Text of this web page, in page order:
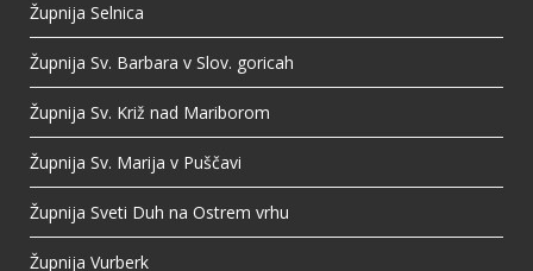
Župnija Selnica
Župnija Sv. Barbara v Slov. goricah
Župnija Sv. Križ nad Mariborom
Župnija Sv. Marija v Puščavi
Župnija Sveti Duh na Ostrem vrhu
Župnija Vurberk